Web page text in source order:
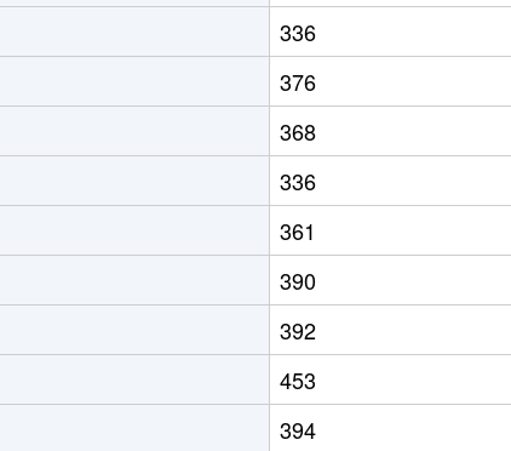
336
376
368
336
361
390
392
453
394